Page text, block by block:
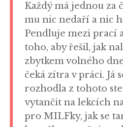
Každý má jednou za
mu nic nedaří a nic
Pendluje mezi prací
toho, aby řešil, jak
zbytkem volného
čeká zítra v práci. Já
rozhodla z tohoto
vytančit na lekcích
pro MILFky, jak se